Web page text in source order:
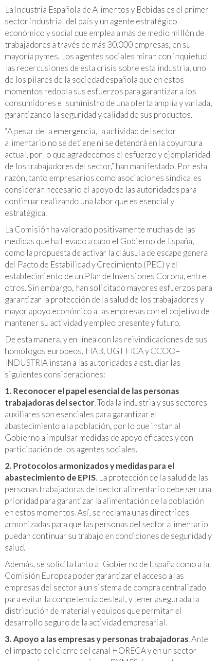
La Industria Española de Alimentos y Bebidas es el primer
sector industrial del país y un agente estratégico
económico y social que emplea a más de medio millón de
trabajadores a través de más 30.000 empresas, en su
mayoría pymes. Los agentes sociales miran con inquietud
las repercusiones de esta crisis sobre esta industria, uno
de los pilares de la sociedad española que en estos
momentos redobla sus esfuerzos para garantizar a los
consumidores el suministro de una oferta amplia y variada,
garantizando la seguridad y calidad de sus productos.
“A pesar de la emergencia, la actividad del sector
alimentario no se detiene ni se detendrá en la coyuntura
actual, por lo que agradecemos el esfuerzo y ejemplaridad
de los trabajadores del sector,” han manifestado. Por esta
razón, tanto empresarios como asociaciones sindicales
consideran necesario el apoyo de las autoridades para
continuar realizando una labor que es esencial y
estratégica.
La Comisión ha valorado positivamente muchas de las
medidas que ha llevado a cabo el Gobierno de España,
como la propuesta de activar la cláusula de escape general
del Pacto de Estabilidad y Crecimiento (PEC) y el
establecimiento de un Plan de Inversiones Corona, entre
otros. Sin embargo, han solicitado mayores esfuerzos para
garantizar la protección de la salud de los trabajadores y
mayor apoyo económico a las empresas con el objetivo de
mantener su actividad y empleo presente y futuro.
De esta manera, y en línea con las reivindicaciones de sus
homólogos europeos, FIAB, UGT FICA y CCOO–
INDUSTRIA instan a las autoridades a estudiar las
siguientes consideraciones:
1. Reconocer el papel esencial de las personas
trabajadoras del sector. Toda la industria y sus sectores
auxiliares son esenciales para garantizar el
abastecimiento a la población, por lo que instan al
Gobierno a impulsar medidas de apoyo eficaces y con
participación de los agentes sociales.
2. Protocolos armonizados y medidas para el
abastecimiento de EPIS. La protección de la salud de las
personas trabajadoras del sector alimentario debe ser una
prioridad para garantizar la alimentación de la población
en estos momentos. Así, se reclama unas directrices
armonizadas para que las personas del sector alimentario
puedan continuar su trabajo en condiciones de seguridad y
salud.
Además, se solicita tanto al Gobierno de España como a la
Comisión Europea poder garantizar el acceso a las
empresas del sector a un sistema de compra centralizado
para evitar la competencia desleal, y tener asegurada la
distribución de material y equipos que permitan el
desarrollo seguro de la actividad empresarial.
3. Apoyo a las empresas y personas trabajadoras. Ante
el impacto del cierre del canal HORECA y en un sector